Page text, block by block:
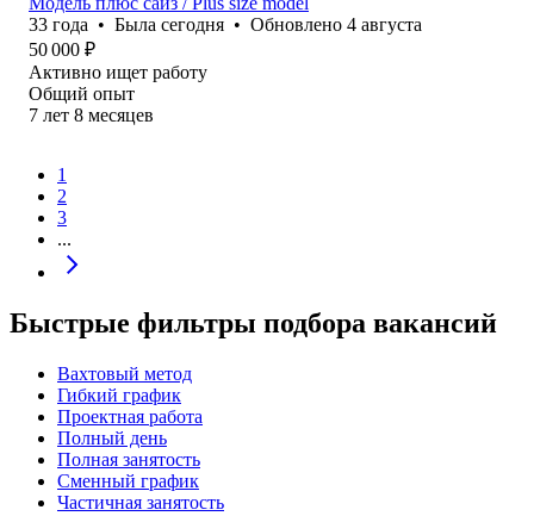
33 года • Была сегодня • Обновлено 4 августа
50 000 ₽
Активно ищет работу
Общий опыт
7 лет 8 месяцев
1
2
3
...
Быстрые фильтры подбора вакансий
Вахтовый метод
Гибкий график
Проектная работа
Полный день
Полная занятость
Сменный график
Частичная занятость